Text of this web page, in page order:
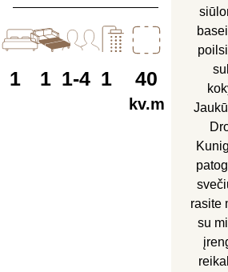
1 1 1-4 1 40
kv.m
rasite
su